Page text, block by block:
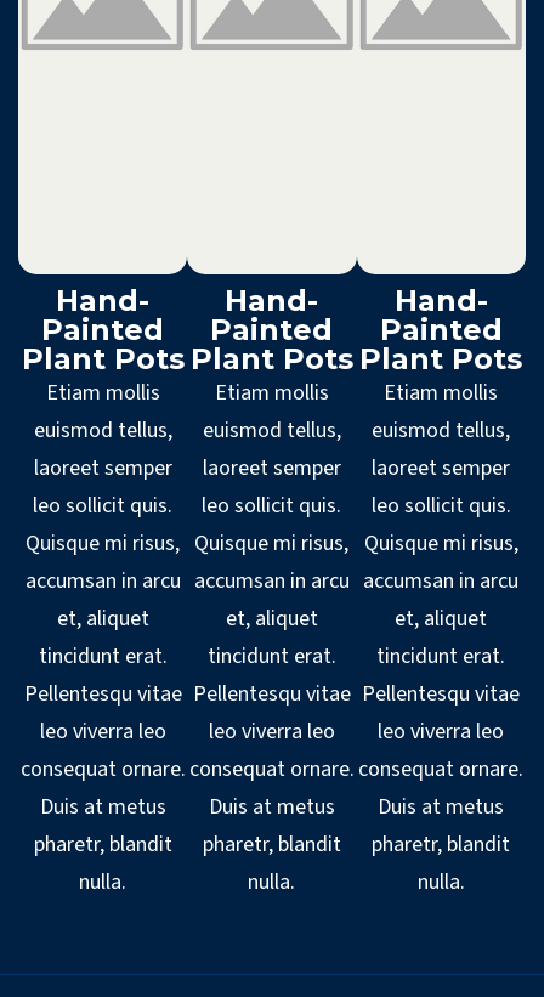
Hand-
Painted
Plant Pots
Etiam mollis
euismod tellus,
laoreet semper
leo sollicit quis.
Quisque mi risus,
accumsan in arcu
et, aliquet
tincidunt erat.
Pellentesqu vitae
leo viverra leo
consequat ornare.
Duis at metus
pharetr, blandit
nulla.
Hand-
Painted
Plant Pots
Etiam mollis
euismod tellus,
laoreet semper
leo sollicit quis.
Quisque mi risus,
accumsan in arcu
et, aliquet
tincidunt erat.
Pellentesqu vitae
leo viverra leo
consequat ornare.
Duis at metus
pharetr, blandit
nulla.
Hand-
Painted
Plant Pots
Etiam mollis
euismod tellus,
laoreet semper
leo sollicit quis.
Quisque mi risus,
accumsan in arcu
et, aliquet
tincidunt erat.
Pellentesqu vitae
leo viverra leo
consequat ornare.
Duis at metus
pharetr, blandit
nulla.